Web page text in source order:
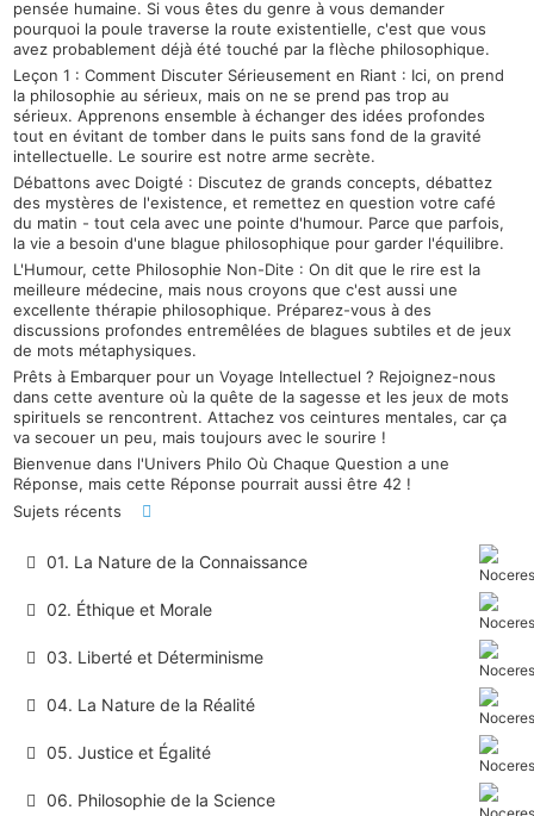
pensée humaine. Si vous êtes du genre à vous demander
pourquoi la poule traverse la route existentielle, c'est que vous
avez probablement déjà été touché par la flèche philosophique.
Leçon 1 : Comment Discuter Sérieusement en Riant : Ici, on prend
la philosophie au sérieux, mais on ne se prend pas trop au
sérieux. Apprenons ensemble à échanger des idées profondes
tout en évitant de tomber dans le puits sans fond de la gravité
intellectuelle. Le sourire est notre arme secrète.
Débattons avec Doigté : Discutez de grands concepts, débattez
des mystères de l'existence, et remettez en question votre café
du matin - tout cela avec une pointe d'humour. Parce que parfois,
la vie a besoin d'une blague philosophique pour garder l'équilibre.
L'Humour, cette Philosophie Non-Dite : On dit que le rire est la
meilleure médecine, mais nous croyons que c'est aussi une
excellente thérapie philosophique. Préparez-vous à des
discussions profondes entremêlées de blagues subtiles et de jeux
de mots métaphysiques.
Prêts à Embarquer pour un Voyage Intellectuel ? Rejoignez-nous
dans cette aventure où la quête de la sagesse et les jeux de mots
spirituels se rencontrent. Attachez vos ceintures mentales, car ça
va secouer un peu, mais toujours avec le sourire !
Bienvenue dans l'Univers Philo Où Chaque Question a une
Réponse, mais cette Réponse pourrait aussi être 42 !
Sujets récents
01. La Nature de la Connaissance
02. Éthique et Morale
03. Liberté et Déterminisme
04. La Nature de la Réalité
05. Justice et Égalité
06. Philosophie de la Science